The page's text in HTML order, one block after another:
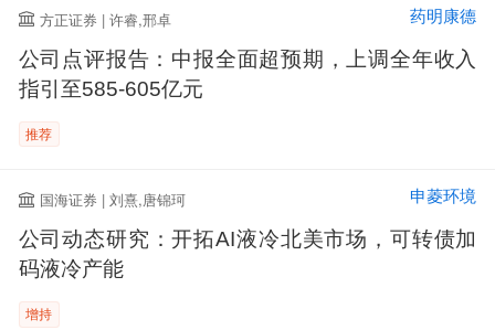
方正证券 | 许睿,邢卓 药明康德
公司点评报告：中报全面超预期，上调全年收入
指引至585-605亿元
推荐
国海证券 | 刘熹,唐锦珂 申菱环境
公司动态研究：开拓AI液冷北美市场，可转债加
码液冷产能
增持